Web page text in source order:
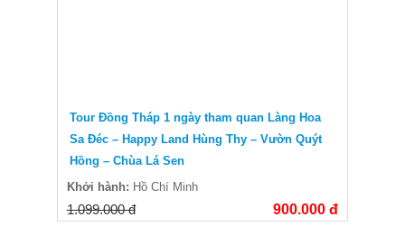
Tour Đồng Tháp 1 ngày tham quan Làng Hoa
Sa Đéc – Happy Land Hùng Thy – Vườn Quýt
Hồng – Chùa Lá Sen
Khởi hành: Hồ Chí Minh
1.099.000 đ 900.000 đ